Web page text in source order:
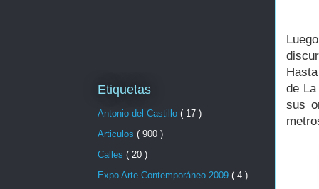
de
sus
Etiquetas
Antonio del Castillo ( 17 )
Articulos ( 900 )
Calles ( 20 )
Expo Arte Contemporáneo 2009 ( 4 )